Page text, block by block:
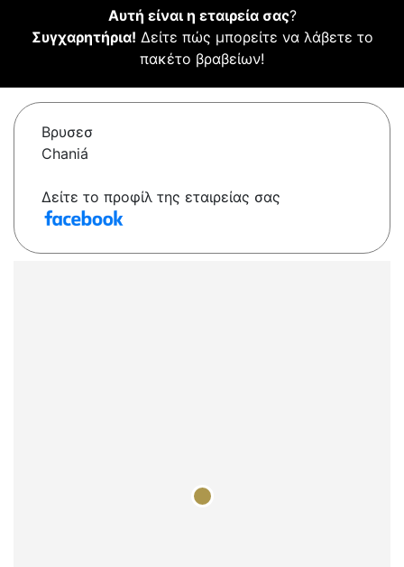
Αυτή είναι η εταιρεία σας?
Συγχαρητήρια! Δείτε πώς μπορείτε να λάβετε το
πακέτο βραβείων!
Βρυσεσ
Chaniá
Δείτε το προφίλ της εταιρείας σας